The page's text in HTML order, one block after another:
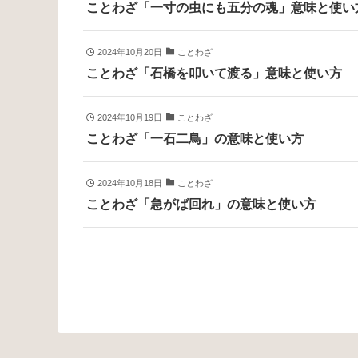
ことわざ「一寸の虫にも五分の魂」意味と使い
2024年10月20日 ことわざ
ことわざ「石橋を叩いて渡る」意味と使い方
2024年10月19日 ことわざ
ことわざ「一石二鳥」の意味と使い方
2024年10月18日 ことわざ
ことわざ「急がば回れ」の意味と使い方